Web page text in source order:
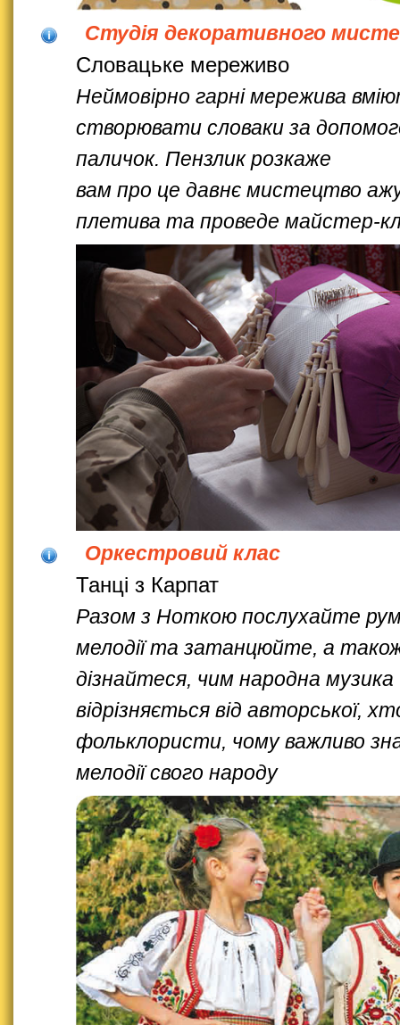
Студія декоративного
Словацьке мереживо
Неймовірно гарні мережива
створювати словаки за
паличок. Пензлик розкаже
вам про це давнє мистецтво
плетива та проведе майстер-
Оркестровий клас
Танці з Карпат
Разом з Ноткою послухайте
мелодії та затанцюйте, а
дізнайтеся, чим народна музика
відрізняється від авторської,
фольклористи, чому важливо
мелодії свого народу